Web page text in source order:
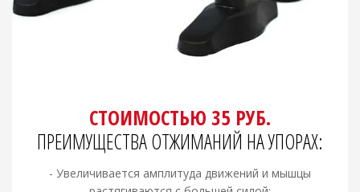
СТОИМОСТЬЮ 35 РУБ.
ПРЕИМУЩЕСТВА ОТЖИМАНИЙ НА УПОРАХ:
- Увеличивается амплитуда движений и мышцы